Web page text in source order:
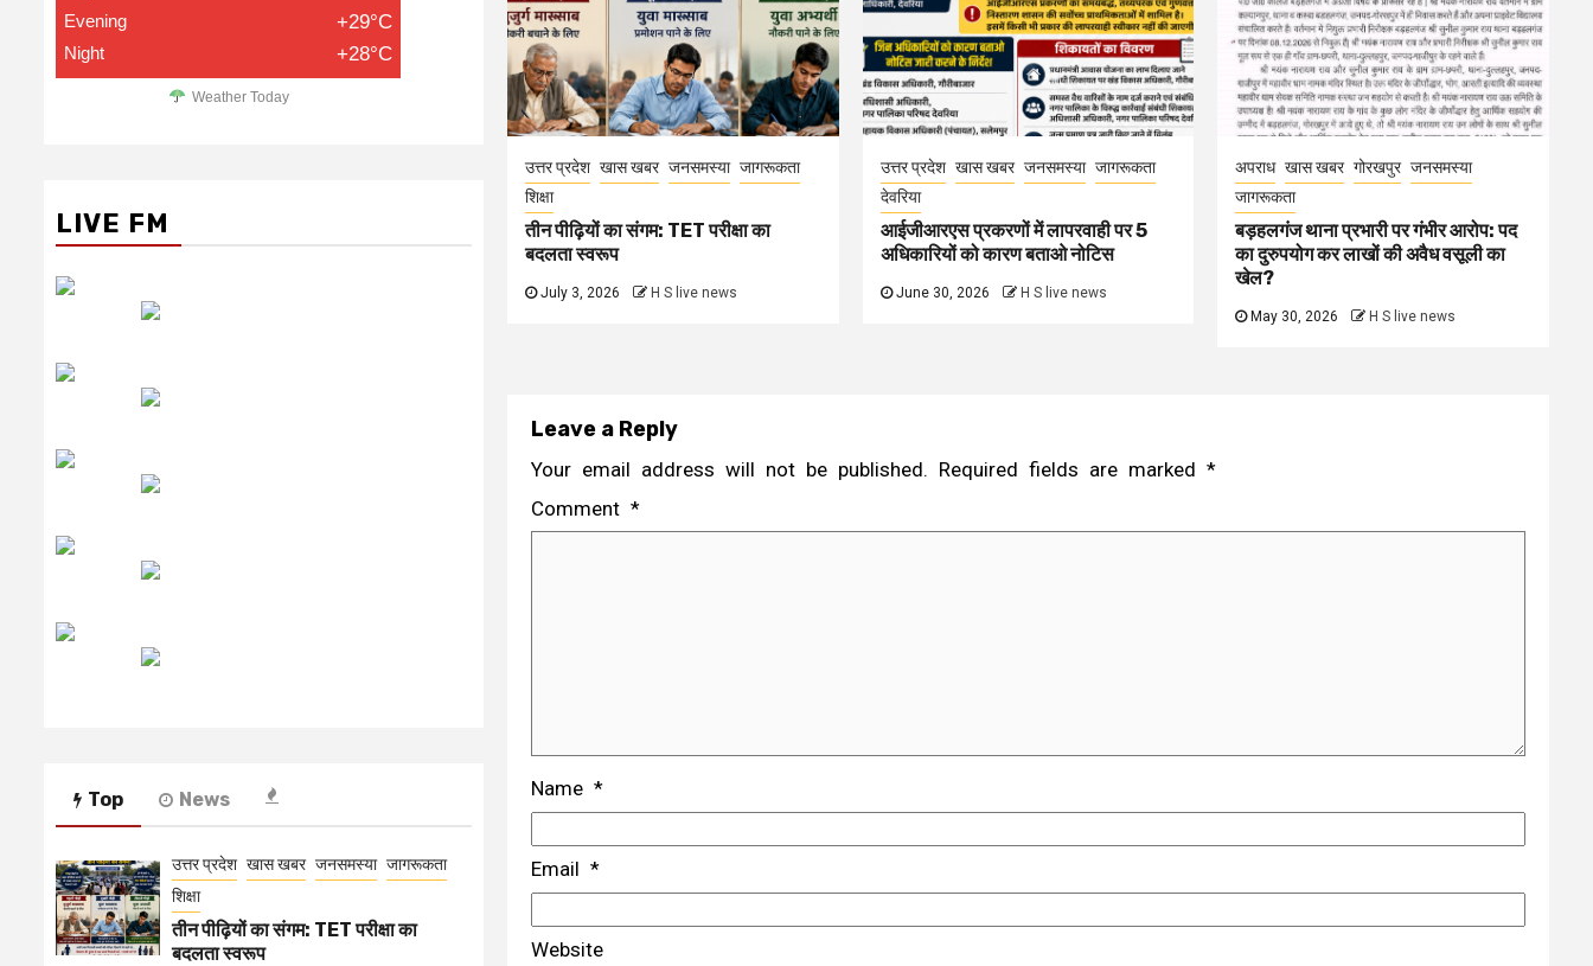
उत्तर प्रदेश खास खबर जनसमस्या जागरूकता
शिक्षा
तीन पीढ़ियों का संगम: TET परीक्षा का
बदलता स्वरूप
July 3, 2026 H S live news
उत्तर प्रदेश खास खबर जनसमस्या जागरूकता
देवरिया
आईजीआरएस प्रकरणों में लापरवाही पर 5
अधिकारियों को कारण बताओ नोटिस
June 30, 2026 H S live news
अपराध खास खबर गोरखपुर जनसमस्या
जागरूकता
बड़हलगंज थाना प्रभारी पर गंभीर आरोप: पद
का दुरुपयोग कर लाखों की अवैध वसूली का
खेल?
May 30, 2026 H S live news
Leave a Reply
Your email address will not be published. Required fields are marked *
Comment *
Name *
Email *
Website
Evening +29°C
Night +28°C
Weather Today
LIVE FM
Top News
उत्तर प्रदेश खास खबर जनसमस्या जागरूकता
शिक्षा
तीन पीढ़ियों का संगम: TET परीक्षा का
बदलता स्वरूप